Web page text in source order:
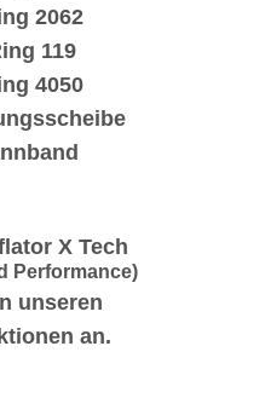
2062
119
4050
X Tech
Performance)
unseren
an.